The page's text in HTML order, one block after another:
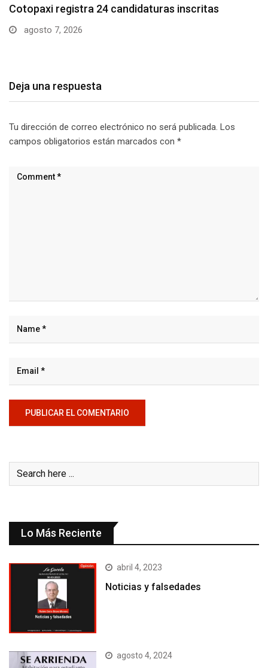
Parque Nacional Cotopaxi espera alta afluencia de
visitantes…
Deja una respuesta
Tu dirección de correo electrónico no será publicada. Los
campos obligatorios están marcados con *
Lo Más Reciente
abril 4, 2023
Noticias y falsedades
agosto 4, 2024